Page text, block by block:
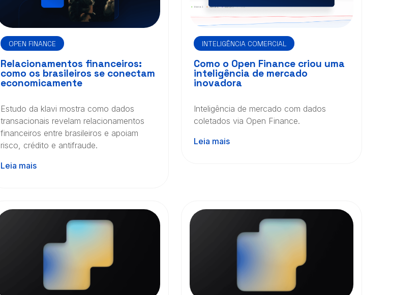
OPEN FINANCE
Relacionamentos financeiros:
como os brasileiros se conectam
economicamente
Estudo da klavi mostra como dados
transacionais revelam relacionamentos
financeiros entre brasileiros e apoiam
risco, crédito e antifraude.
Leia mais
INTELIGÊNCIA COMERCIAL
Como o Open Finance criou uma
inteligência de mercado
inovadora
Inteligência de mercado com dados
coletados via Open Finance.
Leia mais